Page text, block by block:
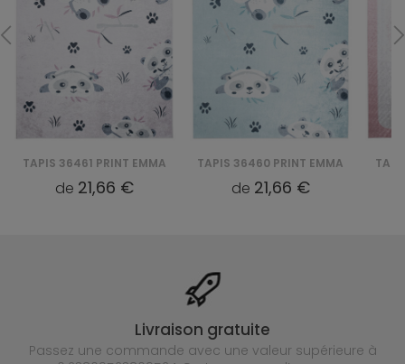
TAPIS 36461 PRINT EMMA
de 21,66 €
TAPIS 36460 PRINT EMMA
de 21,66 €
Livraison gratuite
Passez une commande avec une valeur supérieure à